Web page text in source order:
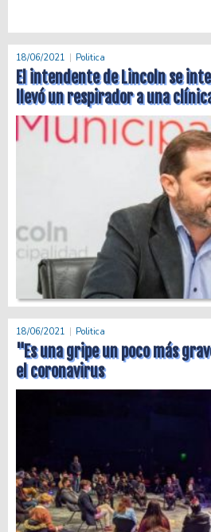
18/06/2021 Politica
El intendente de Lincoln se
llevó un respirador a una
18/06/2021 Politica
"Es una gripe un poco más
el coronavirus